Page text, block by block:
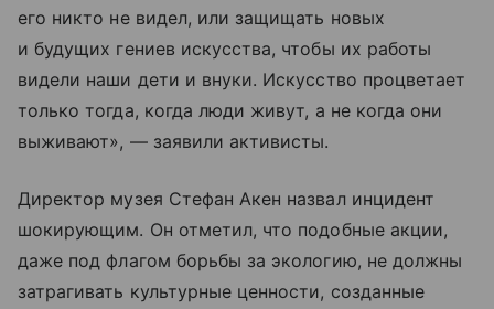
его никто не видел, или защищать новых
и будущих гениев искусства, чтобы их работы
видели наши дети и внуки. Искусство процветает
только тогда, когда люди живут, а не когда они
выживают», — заявили активисты.
Директор музея Стефан Акен назвал инцидент
шокирующим. Он отметил, что подобные акции,
даже под флагом борьбы за экологию, не должны
затрагивать культурные ценности, созданные